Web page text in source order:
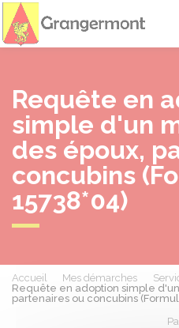
Requête en
simple d'un
des époux,
concubins
15738*04)
Accueil Mes démarches
Requête en adoption simple
partenaires ou concubins